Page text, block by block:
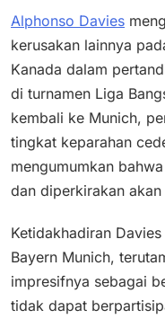
Alphonso Davies
kerusakan lainnya
Kanada dalam
di turnamen Liga
kembali ke Munich,
tingkat keparahan
mengumumkan
dan diperkirakan
Ketidakhadiran
Bayern Munich,
impresifnya sebagai
tidak dapat